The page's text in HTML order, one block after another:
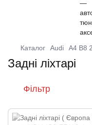
Каталог Audi A4 B8
Задні ліхтарі
Фільтр